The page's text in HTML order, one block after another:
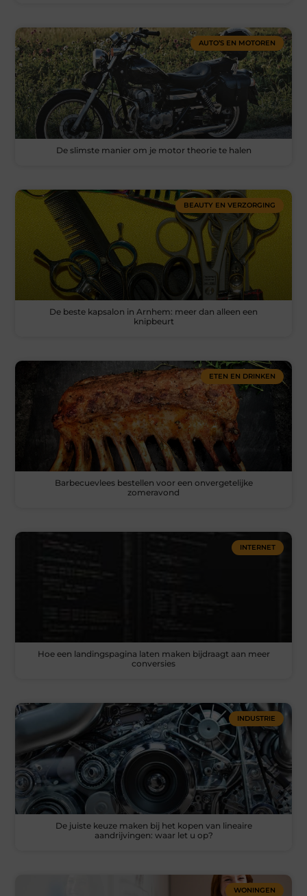
AUTO’S EN MOTOREN
De slimste manier om je motor theorie te halen
BEAUTY EN VERZORGING
De beste kapsalon in Arnhem: meer dan alleen een
knipbeurt
ETEN EN DRINKEN
Barbecuevlees bestellen voor een onvergetelijke
zomeravond
INTERNET
Hoe een landingspagina laten maken bijdraagt aan meer
conversies
INDUSTRIE
De juiste keuze maken bij het kopen van lineaire
aandrijvingen: waar let u op?
WONINGEN